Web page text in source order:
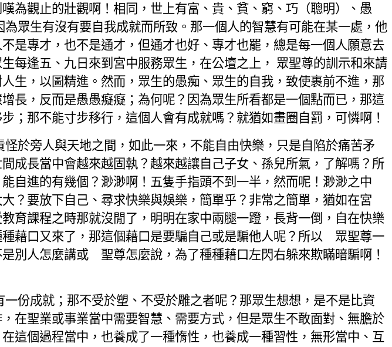
為觀止的壯觀啊！相同，世上有富、貴、貧、窮、巧（聰明）、愚
眾生有沒有要自我成就而所致。那一個人的智慧有可能在某一處，他
是專才，也不是通才，但通才也好、專才也罷，總是每一個人願意去
每逢五、九日來到宮中服務眾生，在公壇之上，
眾聖尊的訓示和來請
人生 ，以圖精進。然而，眾生的愚痴、眾生的自我，致使裹前不進，那
長，反而是愚愚癡癡；為何呢？因為眾生所看都是一個點而已，那這
；那不能寸步移行，這個人會有成就嗎？就猶如畫圈自罰，可憐啊！
於旁人與天地之 間 ，如此一來，不能自由快樂，只是自陷於痛苦矛
成長當中會越來越固執？越來越讓自己子女、孫兒所氣，了解嗎？所
進的有幾個？渺渺啊！五隻手指頭不到一半，然而呢！渺渺之中
？要放下自己、尋求快樂與娛樂，簡單乎？非常之簡單， 猶如在宮
育課程之時那就沒閒了，明明在家中兩腿一蹬，長背一倒，自在快樂
藉口又來了，那這個藉口是要騙自己或是騙他人呢？所以 眾聖尊一
別人怎麼講或 聖尊怎麼說，為了種種藉口左閃右躲來欺瞞暗騙啊！
份成就；那不受於塑、不受於雕之者呢？那眾生想想，是不是比資
在聖業或事業當中需要智慧、需要方式，但是眾生不敢面對、無膽於
這個過程當中，也養成了一種惰性，也養成一種習性，無形當中、互